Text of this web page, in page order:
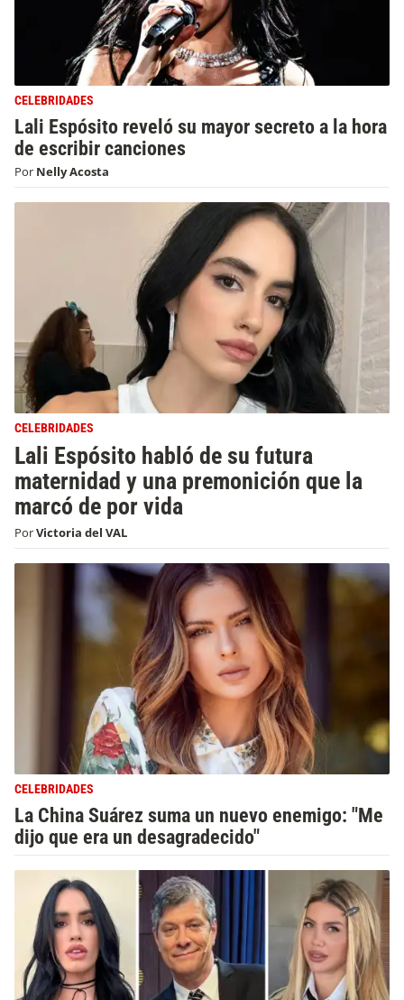
CELEBRIDADES
Lali Espósito reveló su mayor secreto a la hora
de escribir canciones
Por Nelly Acosta
CELEBRIDADES
Lali Espósito habló de su futura
maternidad y una premonición que la
marcó de por vida
PorVictoria del VAL
CELEBRIDADES
La China Suárez suma un nuevo enemigo: "Me
dijo que era un desagradecido"